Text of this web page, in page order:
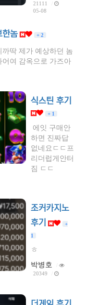
21111
05-08
한놈 + 2
딱 제가 예상하던 놈
여 감옥으로 가즈아
식스틴 후기
+ 1
에잇 구매안
하면 진짜답
없네요ㄷㄷ프
리더럽게안터
짐 ㄷㄷ
조커카지노
후기
+
1
ㅎ
박병호
20349